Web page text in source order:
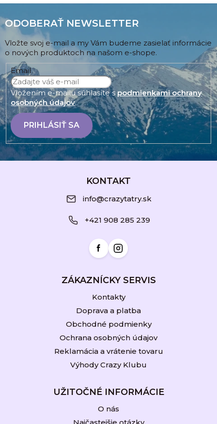
ODOBERAŤ NEWSLETTER
Vložte svoj e-mail a my Vám budeme zasielať informácie
o nových produktoch na našom e-shope.
Email
Vložením e-mailu súhlasíte spodmienkami ochrany
osobných údajov.
PRIHLÁSIŤ SA
KONTAKT
info@crazytatry.sk
+421 908 285 239
ZÁKAZNÍCKY SERVIS
Kontakty
Doprava a platba
Obchodné podmienky
Ochrana osobných údajov
Reklamácia a vrátenie tovaru
Výhody Crazy Klubu
UŽITOČNÉ INFORMÁCIE
O nás